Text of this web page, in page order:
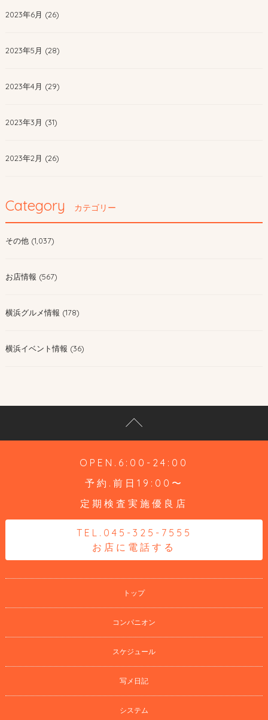
2023年6月 (26)
2023年5月 (28)
2023年4月 (29)
2023年3月 (31)
2023年2月 (26)
Category カテゴリー
その他 (1,037)
お店情報 (567)
横浜グルメ情報 (178)
横浜イベント情報 (36)
OPEN.6:00-24:00
予約.前日19:00〜
定期検査実施優良店
TEL.045-325-7555
お店に電話する
トップ
コンパニオン
スケジュール
写メ日記
システム